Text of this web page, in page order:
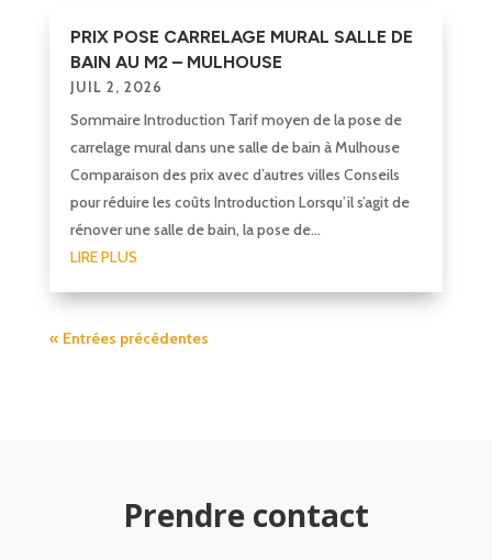
PRIX POSE CARRELAGE MURAL SALLE DE
BAIN AU M2 – MULHOUSE
JUIL 2, 2026
Sommaire Introduction Tarif moyen de la pose de
carrelage mural dans une salle de bain à Mulhouse
Comparaison des prix avec d’autres villes Conseils
pour réduire les coûts Introduction Lorsqu’il s’agit de
rénover une salle de bain, la pose de...
LIRE PLUS
« Entrées précédentes
Prendre contact